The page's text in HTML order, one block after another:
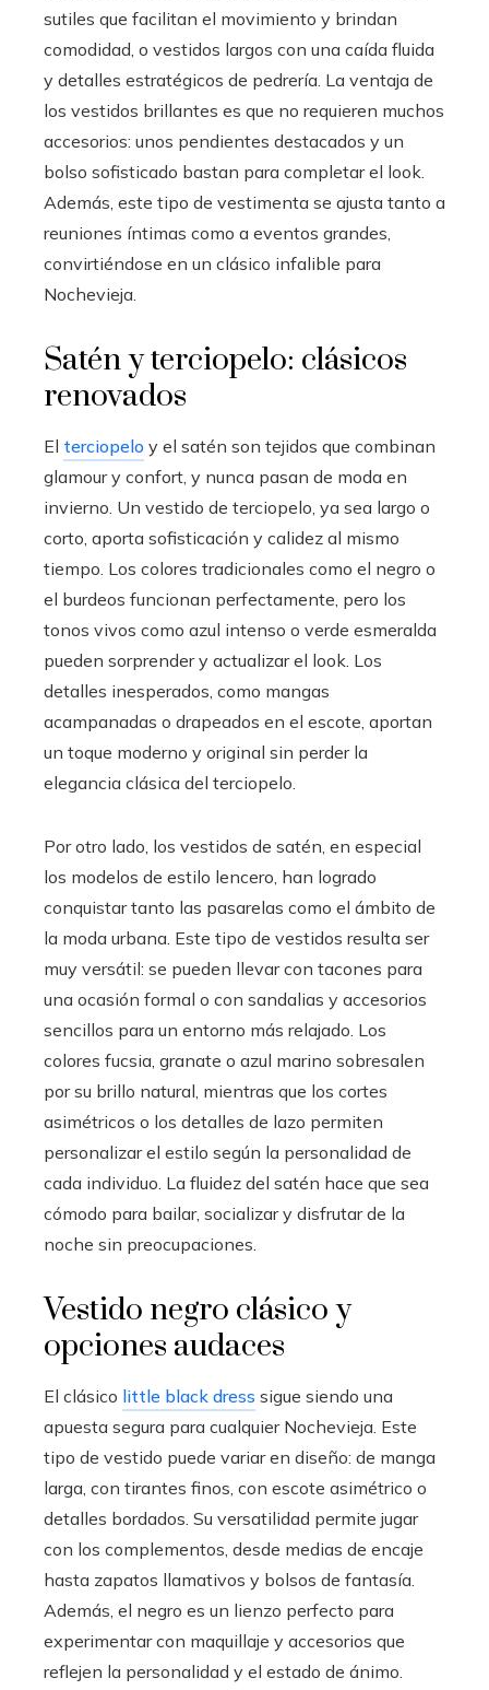
sutiles que facilitan el movimiento y brindan
comodidad, o vestidos largos con una caída fluida
y detalles estratégicos de pedrería. La ventaja de
los vestidos brillantes es que no requieren muchos
accesorios: unos pendientes destacados y un
bolso sofisticado bastan para completar el look.
Además, este tipo de vestimenta se ajusta tanto a
reuniones íntimas como a eventos grandes,
convirtiéndose en un clásico infalible para
Nochevieja.
Satén y terciopelo: clásicos
renovados
El terciopelo y el satén son tejidos que combinan
glamour y confort, y nunca pasan de moda en
invierno. Un vestido de terciopelo, ya sea largo o
corto, aporta sofisticación y calidez al mismo
tiempo. Los colores tradicionales como el negro o
el burdeos funcionan perfectamente, pero los
tonos vivos como azul intenso o verde esmeralda
pueden sorprender y actualizar el look. Los
detalles inesperados, como mangas
acampanadas o drapeados en el escote, aportan
un toque moderno y original sin perder la
elegancia clásica del terciopelo.
Por otro lado, los vestidos de satén, en especial
los modelos de estilo lencero, han logrado
conquistar tanto las pasarelas como el ámbito de
la moda urbana. Este tipo de vestidos resulta ser
muy versátil: se pueden llevar con tacones para
una ocasión formal o con sandalias y accesorios
sencillos para un entorno más relajado. Los
colores fucsia, granate o azul marino sobresalen
por su brillo natural, mientras que los cortes
asimétricos o los detalles de lazo permiten
personalizar el estilo según la personalidad de
cada individuo. La fluidez del satén hace que sea
cómodo para bailar, socializar y disfrutar de la
noche sin preocupaciones.
Vestido negro clásico y
opciones audaces
El clásico little black dress sigue siendo una
apuesta segura para cualquier Nochevieja. Este
tipo de vestido puede variar en diseño: de manga
larga, con tirantes finos, con escote asimétrico o
detalles bordados. Su versatilidad permite jugar
con los complementos, desde medias de encaje
hasta zapatos llamativos y bolsos de fantasía.
Además, el negro es un lienzo perfecto para
experimentar con maquillaje y accesorios que
reflejen la personalidad y el estado de ánimo.